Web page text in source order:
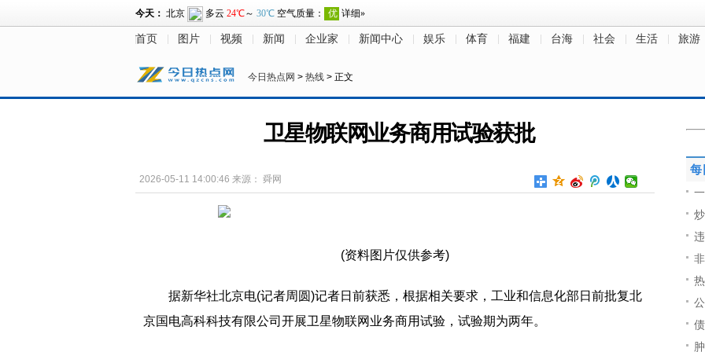
首页 图片 视频 新闻 企业家 新闻中心 娱乐 体育 福建 台海 社会 生活 旅游
今日热点网 > 热线 > 正文
卫星物联网业务商用试验获批
2026-05-11 14:00:46 来源： 舜网
(资料图片仅供参考)
据新华社北京电(记者周圆)记者日前获悉，根据相关要求，工业和信息化部日前批复北
京国电高科科技有限公司开展卫星物联网业务商用试验，试验期为两年。
每